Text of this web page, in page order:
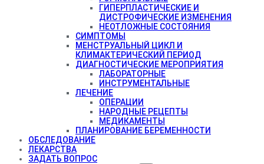
ГИПЕРПЛАСТИЧЕСКИЕ И
ДИСТРОФИЧЕСКИЕ ИЗМЕНЕНИЯ
НЕОТЛОЖНЫЕ СОСТОЯНИЯ
СИМПТОМЫ
МЕНСТРУАЛЬНЫЙ ЦИКЛ И
КЛИМАКТЕРИЧЕСКИЙ ПЕРИОД
ДИАГНОСТИЧЕСКИЕ МЕРОПРИЯТИЯ
ЛАБОРАТОРНЫЕ
ИНСТРУМЕНТАЛЬНЫЕ
ЛЕЧЕНИЕ
ОПЕРАЦИИ
НАРОДНЫЕ РЕЦЕПТЫ
МЕДИКАМЕНТЫ
ПЛАНИРОВАНИЕ БЕРЕМЕННОСТИ
ОБСЛЕДОВАНИЕ
ЛЕКАРСТВА
ЗАДАТЬ ВОПРОС